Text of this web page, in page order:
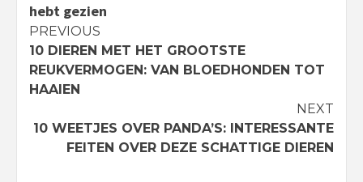
hebt gezien
Continue
Reading
PREVIOUS
10 DIEREN MET HET GROOTSTE
REUKVERMOGEN: VAN BLOEDHONDEN TOT
HAAIEN
NEXT
10 WEETJES OVER PANDA’S: INTERESSANTE
FEITEN OVER DEZE SCHATTIGE DIEREN